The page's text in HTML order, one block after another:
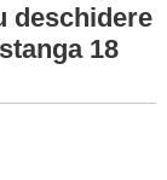
deschidere
18